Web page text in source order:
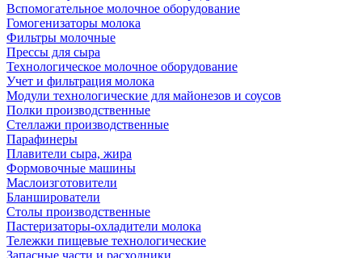
Вспомогательное молочное оборудование
Гомогенизаторы молока
Фильтры молочные
Прессы для сыра
Технологическое молочное оборудование
Учет и фильтрация молока
Модули технологические для майонезов и соусов
Полки производственные
Стеллажи производственные
Парафинеры
Плавители сыра, жира
Формовочные машины
Маслоизготовители
Бланширователи
Столы производственные
Пастеризаторы-охладители молока
Тележки пищевые технологические
Запасные части и расходники